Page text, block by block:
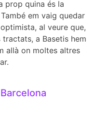
prop quina és la
em vaig quedar
al veure que,
a Basetis hem
allà on moltes altres
Barcelona